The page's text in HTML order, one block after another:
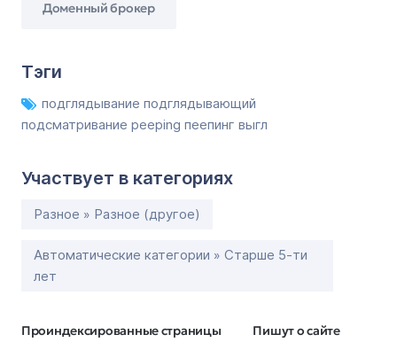
Доменный брокер
Тэги
подглядывание подглядывающий
подсматривание peeping пеепинг выгл
Участвует в категориях
Разное » Разное (другое)
Автоматические категории » Старше 5-ти
лет
Проиндексированные страницы Пишут о сайте